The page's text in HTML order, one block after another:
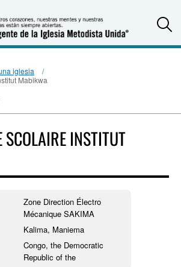
iglesia
Mabikwa
SCOLAIRE INSTITUT
Zone Direction Électro
Mécanique SAKIMA
Kalima, Maniema
Congo, the Democratic
Republic of the